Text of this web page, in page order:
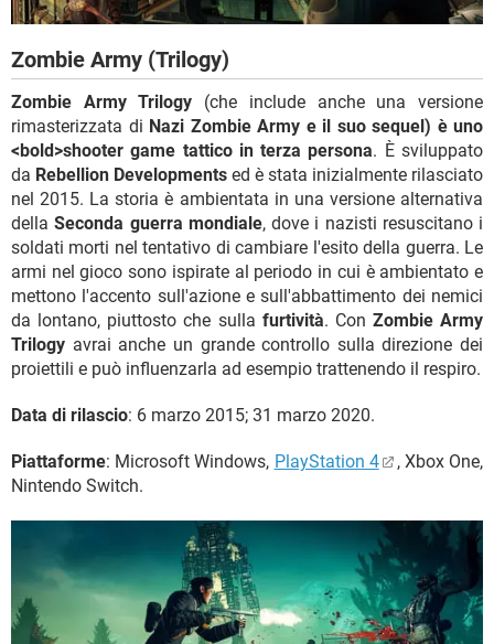
Zombie Army (Trilogy)
Zombie Army Trilogy (che include anche una versione
rimasterizzata di Nazi Zombie Army e il suo sequel) è uno
<bold>shooter game tattico in terza persona. È sviluppato
da Rebellion Developments ed è stata inizialmente rilasciato
nel 2015. La storia è ambientata in una versione alternativa
dellaSeconda guerra mondiale, dove i nazisti resuscitano i
soldati morti nel tentativo di cambiare l'esito della guerra. Le
armi nel gioco sono ispirate al periodo in cui è ambientato e
mettono l'accento sull'azione e sull'abbattimento dei nemici
da lontano, piuttosto che sulla furtività. Con Zombie Army
Trilogy avrai anche un grande controllo sulla direzione dei
proiettili e può influenzarla ad esempio trattenendo il respiro.
Data di rilascio: 6 marzo 2015; 31 marzo 2020.
Piattaforme: Microsoft Windows, PlayStation 4
, Xbox One,
Nintendo Switch.